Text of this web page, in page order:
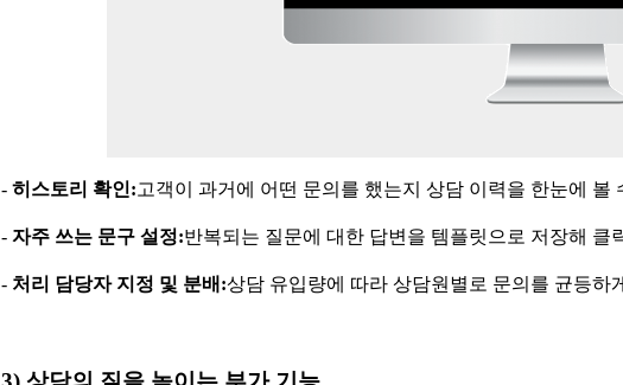
- 히스토리 확인:고객이 과거에 어떤 문의를 했는지 상담 이력을 한눈에
- 자주 쓰는 문구 설정:반복되는 질문에 대한 답변을 템플릿으로 저장해 클
- 처리 담당자 지정 및 분배 :상담 유입량에 따라 상담원별로 문의를 균등하